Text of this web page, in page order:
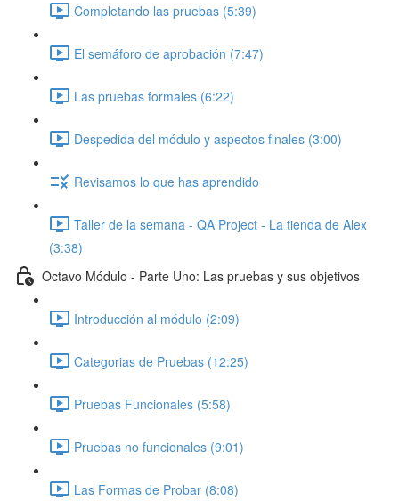
Completando las pruebas (5:39)
El semáforo de aprobación (7:47)
Las pruebas formales (6:22)
Despedida del módulo y aspectos finales (3:00)
Revisamos lo que has aprendido
Taller de la semana - QA Project - La tienda de Alex
(3:38)
Octavo Módulo - Parte Uno: Las pruebas y sus objetivos
Introducción al módulo (2:09)
Categorias de Pruebas (12:25)
Pruebas Funcionales (5:58)
Pruebas no funcionales (9:01)
Las Formas de Probar (8:08)